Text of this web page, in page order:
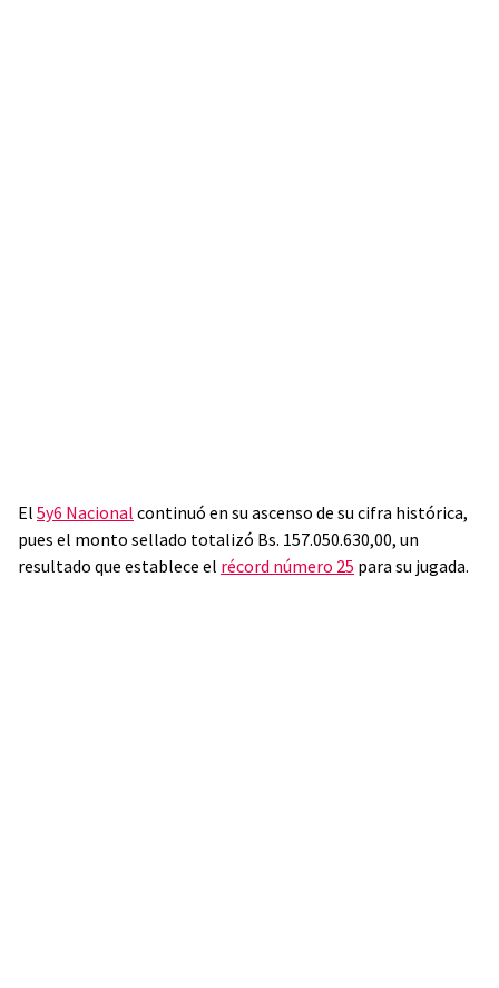
El 5y6 Nacional continuó en su ascenso de su cifra histórica,
pues el monto sellado totalizó Bs. 157.050.630,00, un
resultado que establece el récord número 25 para su jugada.